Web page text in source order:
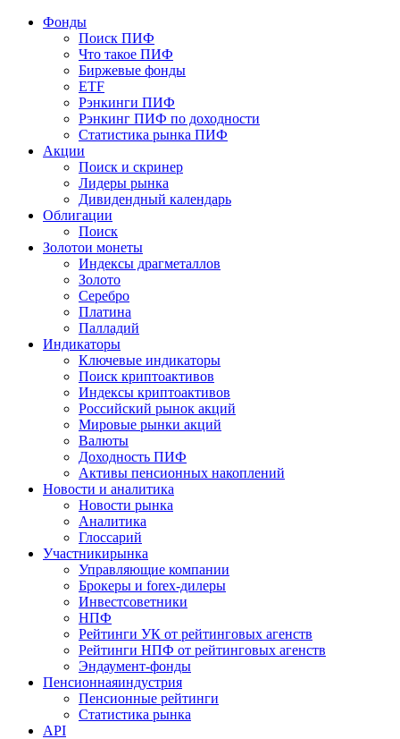
Фонды
Поиск ПИФ
Что такое ПИФ
Биржевые фонды
ETF
Рэнкинги ПИФ
Рэнкинг ПИФ по доходности
Статистика рынка ПИФ
Акции
Поиск и скринер
Лидеры рынка
Дивидендный календарь
Облигации
Поиск
Золотои монеты
Индексы драгметаллов
Золото
Серебро
Платина
Палладий
Индикаторы
Ключевые индикаторы
Поиск криптоактивов
Индексы криптоактивов
Российский рынок акций
Мировые рынки акций
Валюты
Доходность ПИФ
Активы пенсионных накоплений
Новости и аналитика
Новости рынка
Аналитика
Глоссарий
Участникирынка
Управляющие компании
Брокеры и forex-дилеры
Инвестсоветники
НПФ
Рейтинги УК от рейтинговых агенств
Рейтинги НПФ от рейтинговых агенств
Эндаумент-фонды
Пенсионнаяиндустрия
Пенсионные рейтинги
Статистика рынка
API